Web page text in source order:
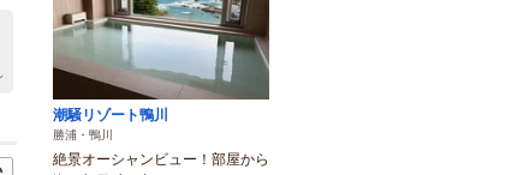
潮騒リゾート鴨川
勝浦・鴨川
絶景オーシャンビュー！部屋から